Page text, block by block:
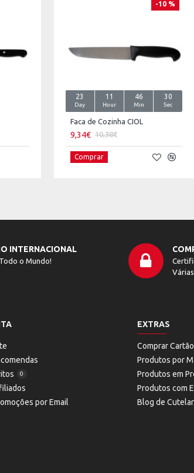
-10 %
23
Day
11
Hour
46
Min
29
Sec
Faca de Cozinha CIOL
9,34€ 10,38€
Comprar
INTERNACIONAL
o Mundo!
0
por Email
EXTRAS
Comprar
Produtos por
Produtos em
Produtos com
Blog de